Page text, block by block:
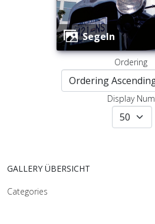
Segeln
Ordering
Display Num
GALLERY ÜBERSICHT
Categories